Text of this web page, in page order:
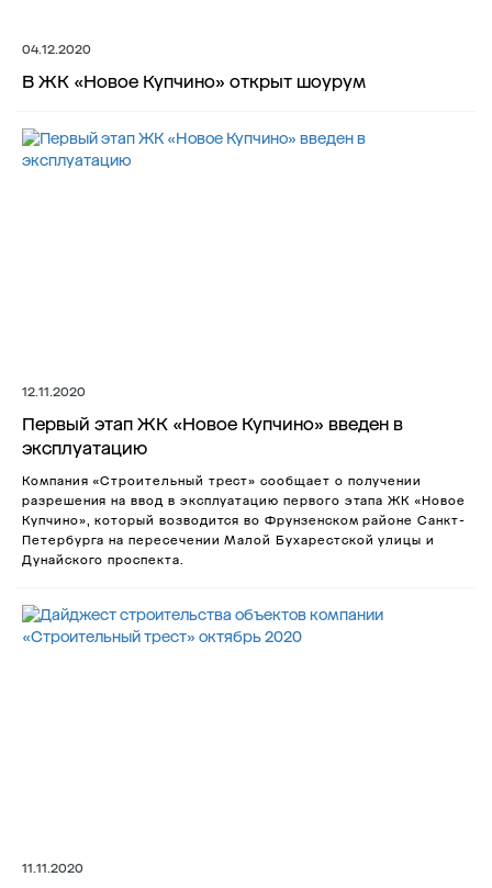
04.12.2020
В ЖК «Новое Купчино» открыт шоурум
12.11.2020
Первый этап ЖК «Новое Купчино» введен в
эксплуатацию
Компания «Строительный трест» сообщает о получении
разрешения на ввод в эксплуатацию первого этапа ЖК «Новое
Купчино», который возводится во Фрунзенском районе Санкт-
Петербурга на пересечении Малой Бухарестской улицы и
Дунайского проспекта.
11.11.2020